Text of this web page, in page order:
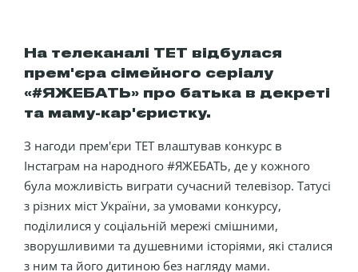
На телеканалі ТЕТ відбулася
прем'єра сімейного серіалу
«#ЯЖЕБАТЬ» про батька в декреті
та маму-кар'єристку.
З нагоди прем'єри ТЕТ влаштував конкурс в
Інстаграм на народного #ЯЖЕБАТЬ, де у кожного
була можливість виграти сучасний телевізор. Татусі
з різних міст України, за умовами конкурсу,
поділилися у соціальній мережі смішними,
зворушливими та душевними історіями, які сталися
з ним та його дитиною без нагляду мами.